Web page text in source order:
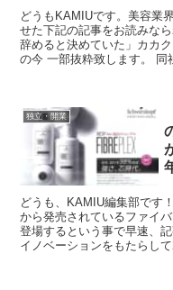
どうもKAMIUです。美容業
せた下記の記事をお読みな
辞めると決めていた」カカ
の今 一部抜粋致します。 同
独立・開業
どうも、KAMIU編集部です
から発売されているファイ
登場するという事で早速、
イノベーションをもたらして